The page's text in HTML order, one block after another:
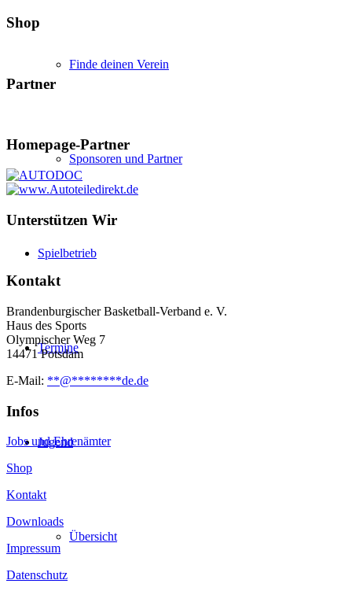
Finde deinen Verein
Sponsoren und Partner
Spielbetrieb
Termine
Jugend
Übersicht
Shop
Partner
Homepage-Partner
Unterstützen Wir
Kontakt
Brandenburgischer Basketball-Verband e. V.
Haus des Sports
Olympischer Weg 7
14471 Potsdam
E-Mail: **@********de.de
Infos
Jobs und Ehrenämter
Shop
Kontakt
Downloads
Impressum
Datenschutz